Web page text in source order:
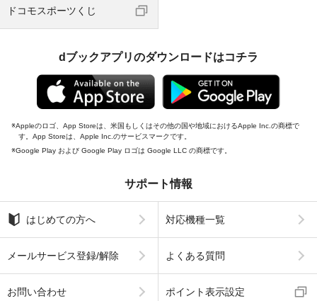
ドコモスポーツくじ
dブックアプリのダウンロードはコチラ
Appleのロゴ、App Storeは、米国もしくはその他の国や地域におけるApple Inc.の商標で
す。App Storeは、Apple Inc.のサービスマークです。
Google Play および Google Play ロゴは Google LLC の商標です。
サポート情報
はじめての方へ 対応機種一覧
メールサービス登録/解除 よくある質問
お問い合わせ ポイント表示設定